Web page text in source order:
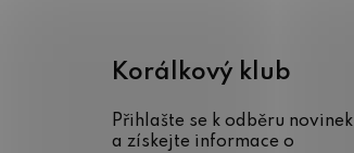
Korálkový klub
Přihlašte se k odběru novinek
a získejte informace o